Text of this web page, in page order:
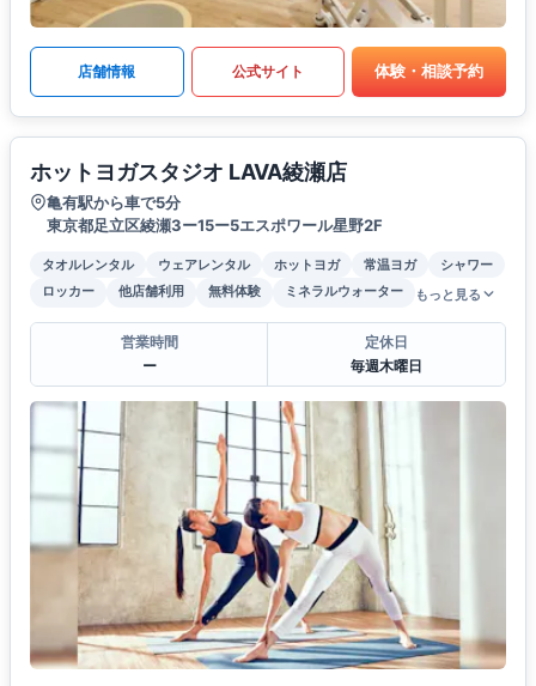
店舗情報 公式サイト 体験・相談予約
ホットヨガスタジオ LAVA綾瀬店
亀有駅から車で5分
東京都足立区綾瀬3ー15ー5エスポワール星野2F
タオルレンタル ウェアレンタル ホットヨガ 常温ヨガ
シャワー
ロッカー
他店舗利用 無料体験 ミネラルウォーター もっと見る
営業時間
ー
定休日
毎週木曜日